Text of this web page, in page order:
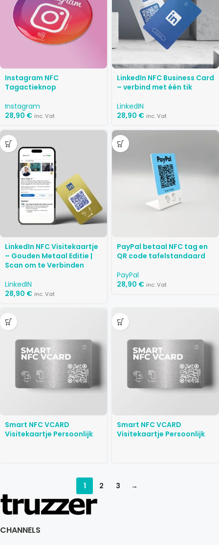
Instagram NFC
Tagactieknop
Instagram
28,90 € inc. Vat
LinkedIn NFC Business Card
– verbind met één tik
LinkedIN
28,90 € inc. Vat
LinkedIn NFC Visitekaartje
– Gouden Metaal Editie |
Scan om te Verbinden
LinkedIN
28,90 € inc. Vat
PayPal betaal NFC tag en
QR code tafelstandaard
PayPal
28,90 € inc. Vat
Smart NFC VCARD
Visitekaartje Persoonlijk
Smart NFC VCARD
Visitekaartje Persoonlijk
1 2 3 →
CHANNELS